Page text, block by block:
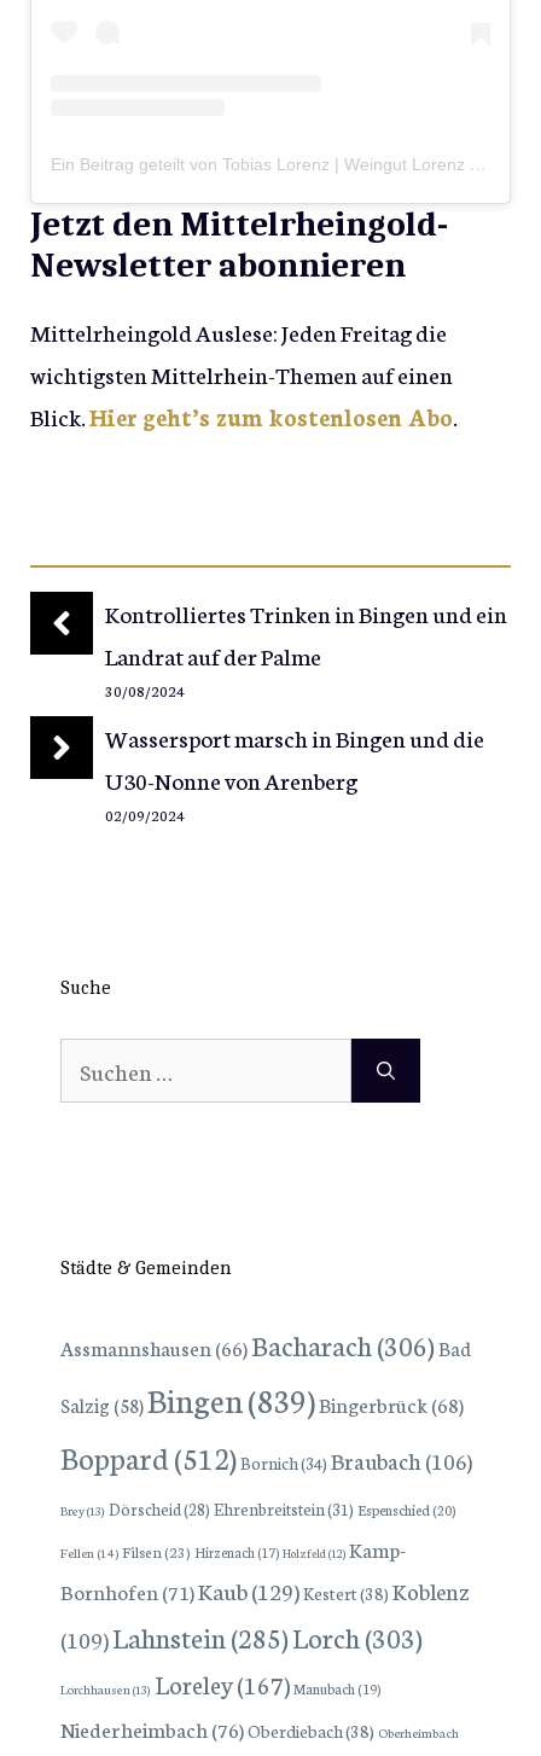
Ein Beitrag geteilt von Tobias Lorenz | Weingut Lorenz | 1727 (@weingutlorenz)
Jetzt den Mittelrheingold-
Newsletter abonnieren
Mittelrheingold Auslese: Jeden Freitag die
wichtigsten Mittelrhein-Themen auf einen
Blick.Hier geht’s zum kostenlosen Abo.
Kontrolliertes Trinken in Bingen und ein
Landrat auf der Palme
30/08/2024
Wassersport marsch in Bingen und die
U30-Nonne von Arenberg
02/09/2024
Suche
Suchen
nach:
Städte & Gemeinden
Assmannshausen (66)Bacharach(306)Bad
Salzig(58)Bingen(839)Bingerbrück(68)
Boppard(512)Bornich(34) Braubach (106)
Brey(13) Dörscheid(28) Ehrenbreitstein(31) Espenschied (20)
Fellen (14) Filsen(23) Hirzenach (17) Holzfeld(12) Kamp-
Bornhofen (71)Kaub(129)Kestert(38) Koblenz
(109)Lahnstein(285)Lorch(303)
Lorchhausen(13) Loreley(167)Manubach (19)
Niederheimbach (76)Oberdiebach(38) Oberheimbach